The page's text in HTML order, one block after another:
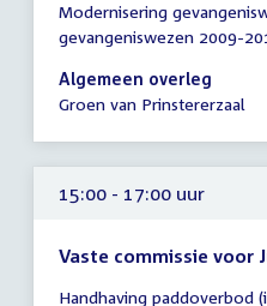
vergadering
15:00
-
17:00
Modernisering
gevangeniswezen 2009-
Algemeen overleg
Groen van Prinstererzaal
15:00 - 17:00 uur
Vaste commissie voor
Handhaving paddoverbod